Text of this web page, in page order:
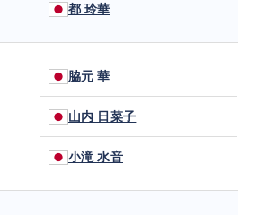
都 玲華
脇元 華
山内 日菜子
小滝 水音